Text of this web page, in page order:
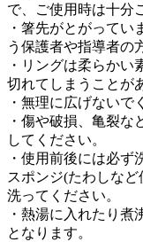
で、ご使用時は十分
・箸先がとがってい
う保護者や指導者の
・リングは柔らかい
切れてしまうことが
・無理に広げないで
・傷や破損、亀裂な
してください。
・使用前後には必
スポンジ(たわしな
洗ってください。
・熱湯に入れたり煮
となります。